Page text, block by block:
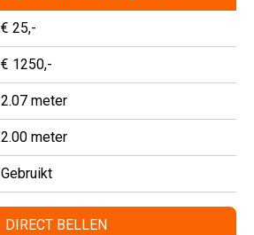
€ 25,-
€ 1250,-
2.07 meter
2.00 meter
Gebruikt
DIRECT BELLEN